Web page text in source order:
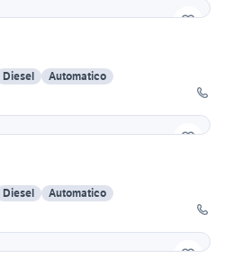
Diesel
Automatico
Diesel
Automatico